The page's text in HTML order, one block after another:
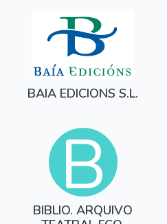
BAIA EDICIONS S.L.
B
BIBLIO. ARQUIVO